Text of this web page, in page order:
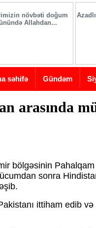
növbəti doğum
Allahdan...
səhifə Gündəm
arasında
bölgəsinin
sonra
ittiham edib və